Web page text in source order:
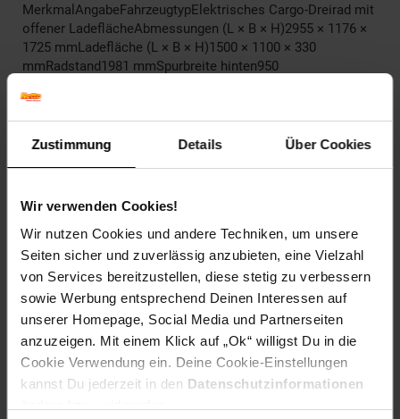
Zustimmung Details Über Cookies
Wir verwenden Cookies!
Wir nutzen Cookies und andere Techniken, um unsere
Seiten sicher und zuverlässig anzubieten, eine Vielzahl
von Services bereitzustellen, diese stetig zu verbessern
sowie Werbung entsprechend Deinen Interessen auf
unserer Homepage, Social Media und Partnerseiten
anzuzeigen. Mit einem Klick auf „Ok“ willigst Du in die
Cookie Verwendung ein. Deine Cookie-Einstellungen
kannst Du jederzeit in den Datenschutzinformationen
MerkmalAngabeFahrzeugtypElektrisches Cargo-Dreirad mit
offener LadeflächeAbmessungen (L × B × H)2955 × 1176 ×
1725 mmLadefläche (L × B × H)1500 × 1100 × 330
mmRadstand1981 mmSpurbreite hinten950
mmWendekreis= 4 mMaximale Zuladung500
kgHöchstgeschwindigkeit40 km/hMaximale Steigung= 25
%Batterie 72V / 80Ah ( Blei Gel
Artikelnummer: 3119509000
EAN: 4262503530668
Artikel gehört zur Kategorie:E-Roller & E-Scooter
Versandinformationen
Herstellerinformationen